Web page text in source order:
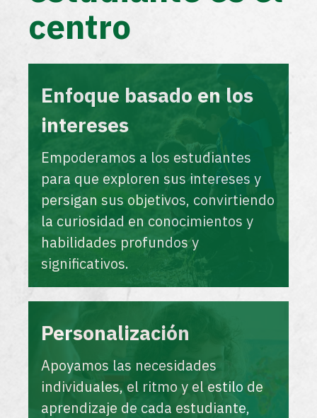
centro
Enfoque basado en los
intereses
Empoderamos a los estudiantes
para que exploren sus intereses y
persigan sus objetivos, convirtiendo
la curiosidad en conocimientos y
habilidades profundos y
significativos.
Personalización
Apoyamos las necesidades
individuales, el ritmo y el estilo de
aprendizaje de cada estudiante,